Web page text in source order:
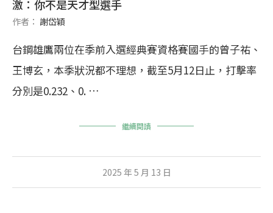
激：你不是天才型選手
作者： 謝岱穎
台鋼雄鷹兩位在季前入選經典賽資格賽國手的曾子祐、
王博玄，本季狀況都不理想，截至5月12日止，打擊率
分別是0.232、0. …
繼續閱讀
2025 年 5 月 13 日